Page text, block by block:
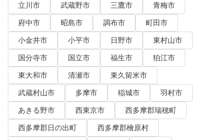
立川市
武蔵野市 三鷹市
青梅市
府中市
昭島市 調布市
町田市
小金井市
小平市 日野市
東村山市
国分寺市
国立市 福生市
狛江市
東大和市
清瀬市
東久留米市
武蔵村山市
多摩市 稲城市
羽村市
あきる野市
西東京市
西多摩郡瑞穂町
西多摩郡日の出町
西多摩郡檜原村